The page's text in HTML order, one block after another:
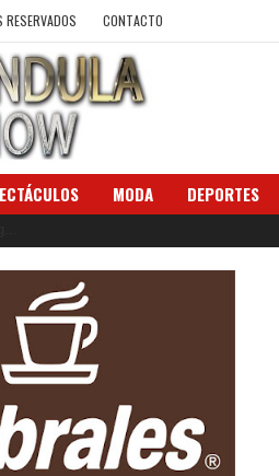
RESERVADOS CONTACTO
MODA DEPORTES